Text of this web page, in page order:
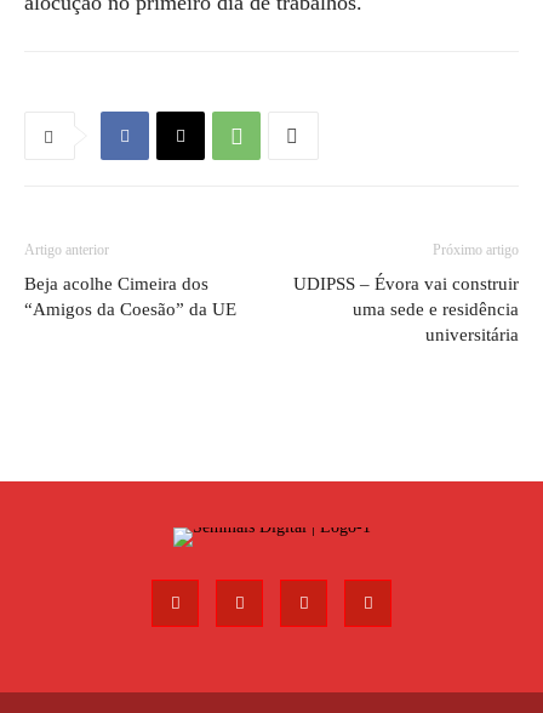
Artigo anterior
Beja acolhe Cimeira dos
“Amigos da Coesão” da UE
Próximo artigo
UDIPSS – Évora vai construir
uma sede e residência
universitária